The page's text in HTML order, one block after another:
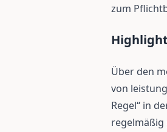
zum
Über den
von
Regel“ in
regelmäßig